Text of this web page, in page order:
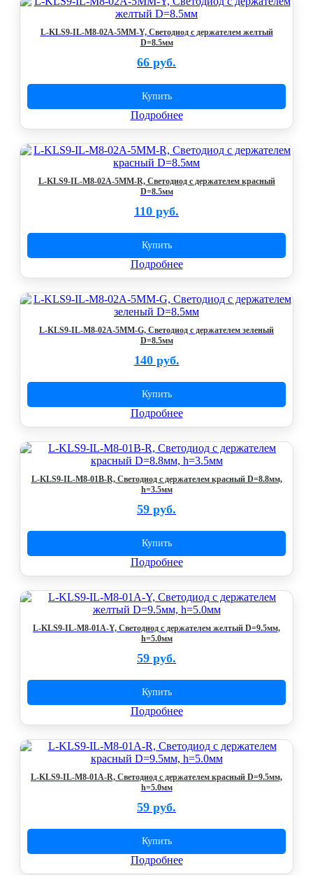
L-KLS9-IL-M8-02A-5MM-Y, Светодиод с держателем желтый
D=8.5мм
66 руб.
Купить
Подробнее
L-KLS9-IL-M8-02A-5MM-R, Светодиод с держателем красный
D=8.5мм
110 руб.
Купить
Подробнее
L-KLS9-IL-M8-02A-5MM-G, Светодиод с держателем зеленый
D=8.5мм
140 руб.
Купить
Подробнее
L-KLS9-IL-M8-01B-R, Светодиод с держателем красный D=8.8мм,
h=3.5мм
59 руб.
Купить
Подробнее
L-KLS9-IL-M8-01A-Y, Светодиод с держателем желтый D=9.5мм,
h=5.0мм
59 руб.
Купить
Подробнее
L-KLS9-IL-M8-01A-R, Светодиод с держателем красный D=9.5мм,
h=5.0мм
59 руб.
Купить
Подробнее